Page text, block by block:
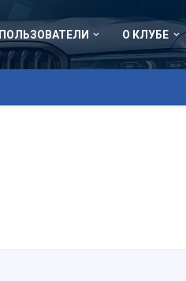
ПОЛЬЗОВАТЕЛИ О КЛУБЕ